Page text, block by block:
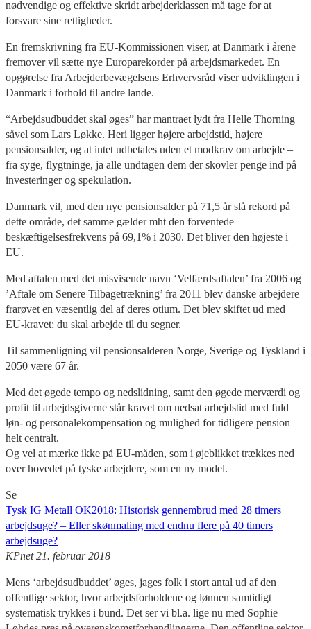
nødvendige og effektive skridt arbejderklassen må tage for at
forsvare sine rettigheder.
En fremskrivning fra EU-Kommissionen viser, at Danmark i årene
fremover vil sætte nye Europarekorder på arbejdsmarkedet. En
opgørelse fra Arbejderbevægelsens Erhvervsråd viser udviklingen i
Danmark i forhold til andre lande.
“Arbejdsudbuddet skal øges” har mantraet lydt fra Helle Thorning
såvel som Lars Løkke. Heri ligger højere arbejdstid, højere
pensionsalder, og at intet udbetales uden et modkrav om arbejde –
fra syge, flygtninge, ja alle undtagen dem der skovler penge ind på
investeringer og spekulation.
Danmark vil, med den nye pensionsalder på 71,5 år slå rekord på
dette område, det samme gælder mht den forventede
beskæftigelsesfrekvens på 69,1% i 2030. Det bliver den højeste i
EU.
Med aftalen med det misvisende navn ‘Velfærdsaftalen’ fra 2006 og
’Aftale om Senere Tilbagetrækning’ fra 2011 blev danske arbejdere
frarøvet en væsentlig del af deres otium. Det blev skiftet ud med
EU-kravet: du skal arbejde til du segner.
Til sammenligning vil pensionsalderen Norge, Sverige og Tyskland i
2050 være 67 år.
Med det øgede tempo og nedslidning, samt den øgede merværdi og
profit til arbejdsgiverne står kravet om nedsat arbejdstid med fuld
løn- og personalekompensation og mulighed for tidligere pension
helt centralt.
Og vel at mærke ikke på EU-måden, som i øjeblikket trækkes ned
over hovedet på tyske arbejdere, som en ny model.
Se
Tysk IG Metall OK2018: Historisk gennembrud med 28 timers
arbejdsuge? – Eller skønmaling med endnu flere på 40 timers
arbejdsuge?
KPnet 21. februar 2018
Mens ‘arbejdsudbuddet’ øges, jages folk i stort antal ud af den
offentlige sektor, hvor arbejdsforholdene og lønnen samtidigt
systematisk trykkes i bund. Det ser vi bl.a. lige nu med Sophie